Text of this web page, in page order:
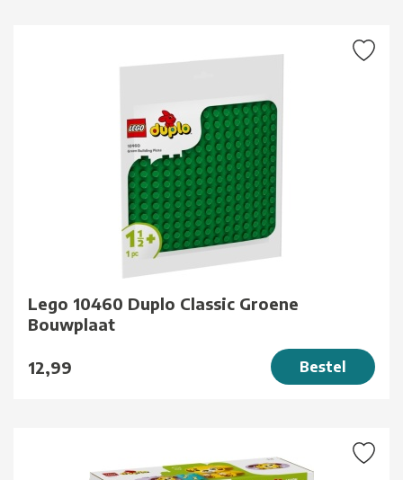
Lego 10460 Duplo Classic Groene
Bouwplaat
12,99 Bestel